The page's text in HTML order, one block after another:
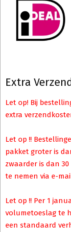
Extra
Let op! Bij
extra
Let op !!
pakket groter is
zwaarder is dan
te nemen via e-
Let op !! Per 1
volumetoeslag te
een standaard